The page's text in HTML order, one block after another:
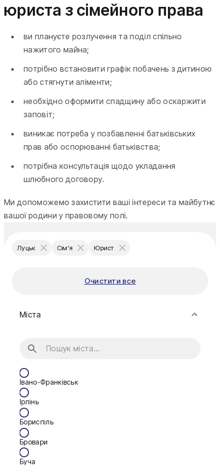
юриста з сімейного права
ви плануєте розлучення та поділ спільно
нажитого майна;
потрібно встановити графік побачень з дитиною
або стягнути аліменти;
необхідно оформити спадщину або оскаржити
заповіт;
виникає потреба у позбавленні батьківських
прав або оспорюванні батьківства;
потрібна консультація щодо укладання
шлюбного договору.
Ми допоможемо захистити ваші інтереси та майбутнє
вашої родини у правовому полі.
Луцьк Сім'я Юрист
Очистити все
Міста
Івано-Франківськ
Ірпінь
Бориспіль
Бровари
Буча